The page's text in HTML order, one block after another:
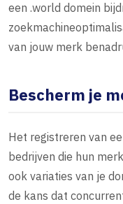
een .world domein
van jouw merk
Bescherm je
Het registreren van
bedrijven die hun
ook variaties van je
de kans dat